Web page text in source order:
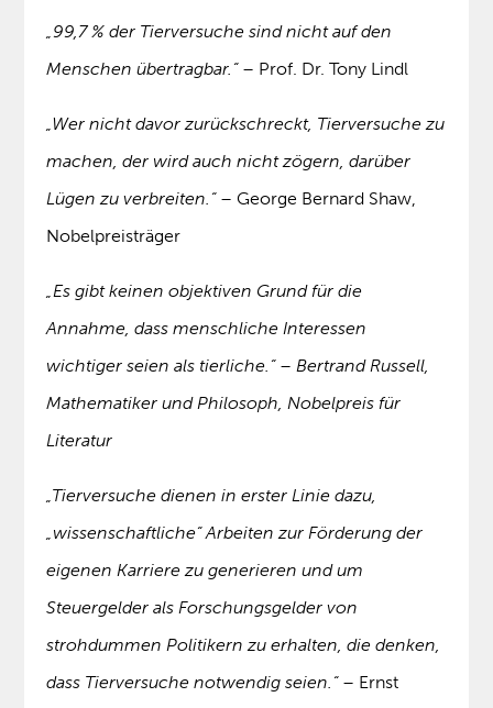
„99,7 % der Tierversuche sind nicht auf den
Menschen übertragbar.“ – Prof. Dr. Tony Lindl
„Wer nicht davor zurückschreckt, Tierversuche zu
machen, der wird auch nicht zögern, darüber
Lügen zu verbreiten.“ –George Bernard Shaw,
Nobelpreisträger
„Es gibt keinen objektiven Grund für die
Annahme, dass menschliche Interessen
wichtiger seien als tierliche.“ – Bertrand Russell,
Mathematiker und Philosoph, Nobelpreis für
Literatur
„Tierversuche dienen in erster Linie dazu,
„wissenschaftliche“ Arbeiten zur Förderung der
eigenen Karriere zu generieren und um
Steuergelder als Forschungsgelder von
strohdummen Politikern zu erhalten, die denken,
dass Tierversuche notwendig seien.“ – Ernst